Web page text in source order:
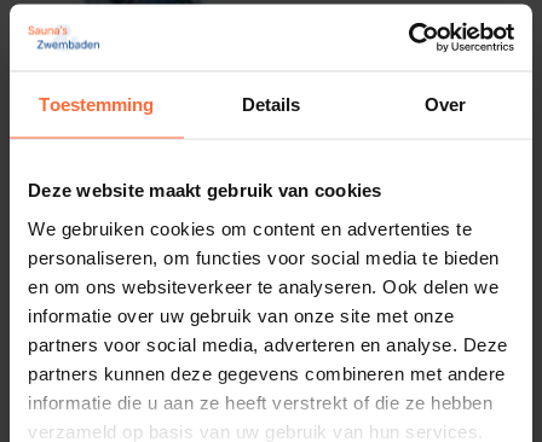
Toestemming Details Over
Deze website maakt gebruik van cookies
We gebruiken cookies om content en advertenties te
personaliseren, om functies voor social media te bieden
en om ons websiteverkeer te analyseren. Ook delen we
informatie over uw gebruik van onze site met onze
partners voor social media, adverteren en analyse. Deze
partners kunnen deze gegevens combineren met andere
informatie die u aan ze heeft verstrekt of die ze hebben
verzameld op basis van uw gebruik van hun services.
Slaghulzen 6x40mm zakje a 25 st